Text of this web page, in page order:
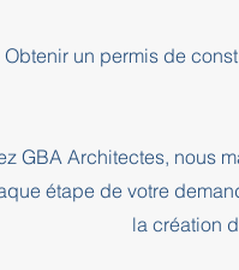
Obtenir un permis de
GBA Architectes, nous
étape de votre
la création